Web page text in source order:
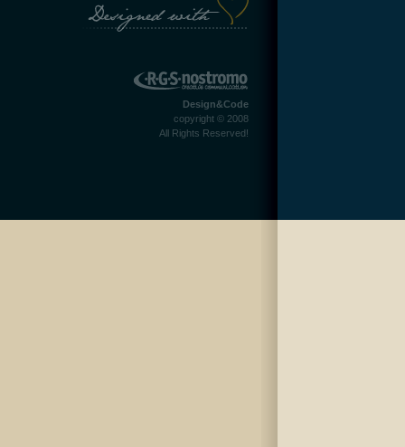
RGS Nostromo
Design&Code
copyright © 2008
All Rights Reserved!